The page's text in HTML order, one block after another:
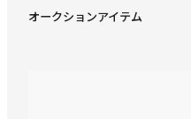
オークションアイテム